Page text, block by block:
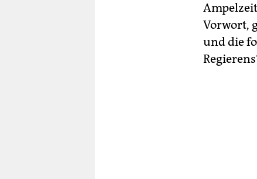
Vorwort,
und die